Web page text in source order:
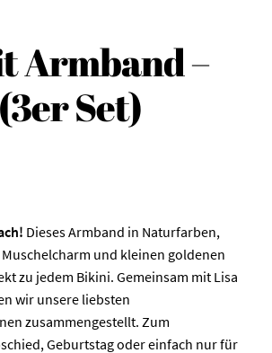
Armband –
Set)
Dieses Armband in Naturfarben,
und kleinen goldenen
zu jedem Bikini. Gemeinsam mit Lisa
wir unsere liebsten
zusammengestellt. Zum
Geburtstag oder einfach nur für